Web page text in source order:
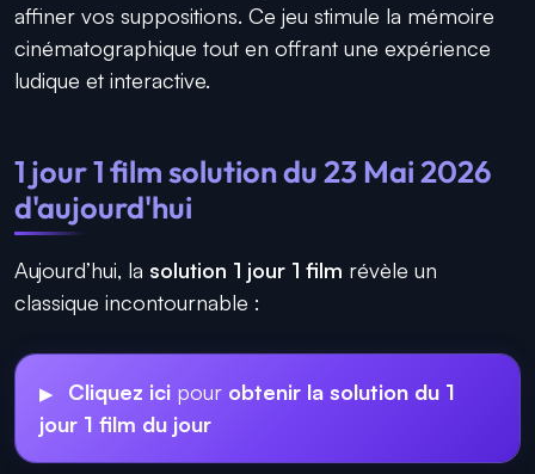
affiner vos suppositions. Ce jeu stimule la mémoire
cinématographique tout en offrant une expérience
ludique et interactive.
1 jour 1 film solution du 23 Mai 2026
d'aujourd'hui
Aujourd’hui, la solution 1 jour 1 film révèle un
classique incontournable :
Cliquez ici pour obtenir la solution du 1
jour 1 film du jour